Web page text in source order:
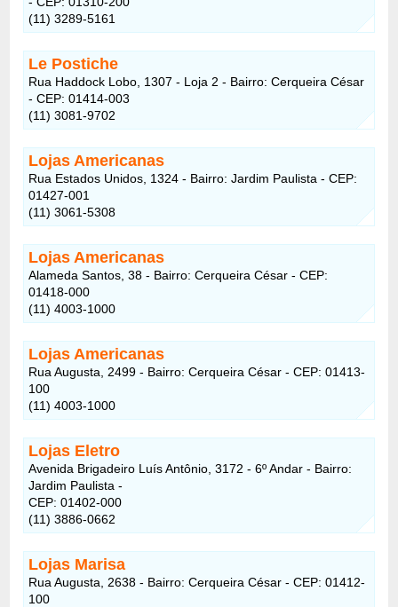
(11) 3289-5161
Le Postiche
Rua Haddock Lobo, 1307 - Loja 2 - Bairro: Cerqueira César
- CEP: 01414-003
(11) 3081-9702
Lojas Americanas
Rua Estados Unidos, 1324 - Bairro: Jardim Paulista - CEP:
01427-001
(11) 3061-5308
Lojas Americanas
Alameda Santos, 38 - Bairro: Cerqueira César - CEP:
01418-000
(11) 4003-1000
Lojas Americanas
Rua Augusta, 2499 - Bairro: Cerqueira César - CEP: 01413-
100
(11) 4003-1000
Lojas Eletro
Avenida Brigadeiro Luís Antônio, 3172 - 6º Andar - Bairro:
Jardim Paulista -
CEP: 01402-000
(11) 3886-0662
Lojas Marisa
Rua Augusta, 2638 - Bairro: Cerqueira César - CEP: 01412-
100